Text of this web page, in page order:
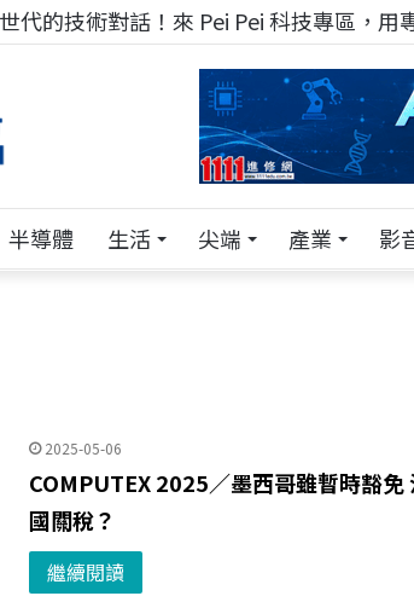
代的技術對話！來 Pei Pei 科技專區，用
半導體 生活 尖端 產業 影
2025-05-06
COMPUTEX 2025／墨西哥雖暫時豁
國關稅？
繼續閱讀